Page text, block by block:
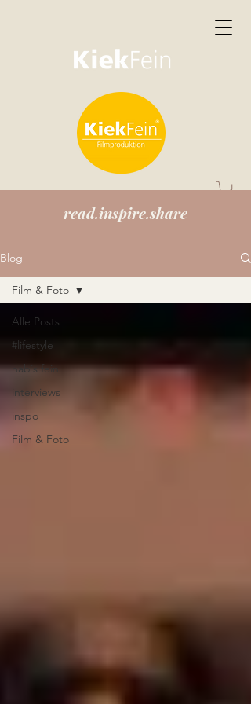
read.inspire.share
Blog
Alle Posts
#lifestyle
hab´s fein
interviews
inspo
Film & Foto
Film & Foto